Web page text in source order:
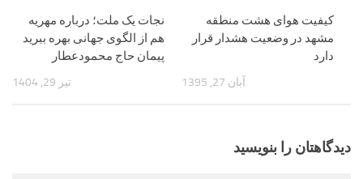
نجات یک ملت؛ درباره مهریه
هم از الگوی جهانی بهره ببرید
پیمان حاج محمودعطار
تیر 29, 1404
کیفیت هوای هشت منطقه
مشهد در وضعیت هشدار قرار
دارد
آبان 27, 1395
دیدگاهتان را بنویسید